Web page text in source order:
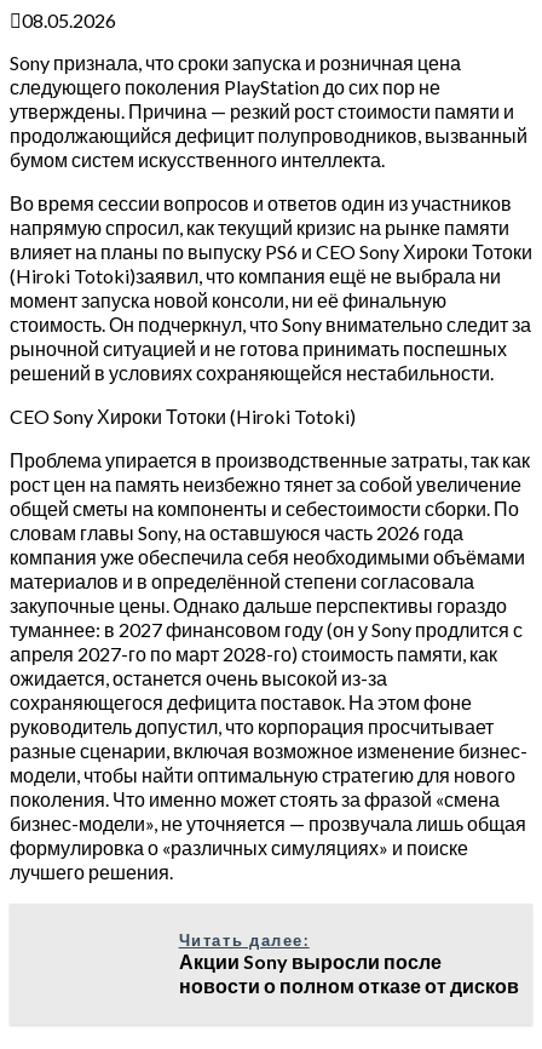
08.05.2026
Sony признала, что сроки запуска и розничная цена
следующего поколения PlayStation до сих пор не
утверждены. Причина — резкий рост стоимости памяти и
продолжающийся дефицит полупроводников, вызванный
бумом систем искусственного интеллекта.
Во время сессии вопросов и ответов один из участников
напрямую спросил, как текущий кризис на рынке памяти
влияет на планы по выпуску PS6 и CEO Sony Хироки Тотоки
(Hiroki Totoki)заявил, что компания ещё не выбрала ни
момент запуска новой консоли, ни её финальную
стоимость. Он подчеркнул, что Sony внимательно следит за
рыночной ситуацией и не готова принимать поспешных
решений в условиях сохраняющейся нестабильности.
CEO Sony Хироки Тотоки (Hiroki Totoki)
Проблема упирается в производственные затраты, так как
рост цен на память неизбежно тянет за собой увеличение
общей сметы на компоненты и себестоимости сборки. По
словам главы Sony, на оставшуюся часть 2026 года
компания уже обеспечила себя необходимыми объёмами
материалов и в определённой степени согласовала
закупочные цены. Однако дальше перспективы гораздо
туманнее: в 2027 финансовом году (он у Sony продлится с
апреля 2027-го по март 2028-го) стоимость памяти, как
ожидается, останется очень высокой из-за
сохраняющегося дефицита поставок. На этом фоне
руководитель допустил, что корпорация просчитывает
разные сценарии, включая возможное изменение бизнес-
модели, чтобы найти оптимальную стратегию для нового
поколения. Что именно может стоять за фразой «смена
бизнес-модели», не уточняется — прозвучала лишь общая
формулировка о «различных симуляциях» и поиске
лучшего решения.
Читать далее:
Акции Sony выросли после
новости о полном отказе от дисков